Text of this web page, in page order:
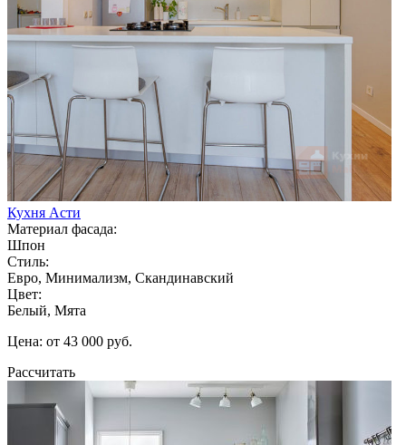
Кухня Асти
Материал фасада:
Шпон
Стиль:
Евро, Минимализм, Скандинавский
Цвет:
Белый, Мята
Цена: от 43 000 руб.
Рассчитать